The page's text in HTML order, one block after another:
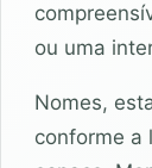
ou uma
Nomes,
conforme a